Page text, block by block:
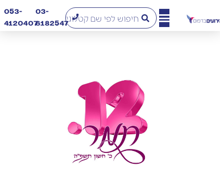
03-
6182547
053-
4120407​